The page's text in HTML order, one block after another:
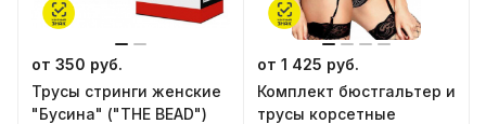
от 350 руб.
Трусы стринги женские
"Бусина" ("THE BEAD")
от 1 425 руб.
Комплект бюстгальтер и
трусы корсетные